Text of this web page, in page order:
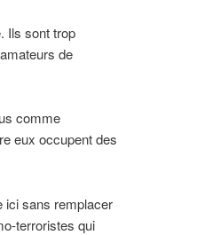
Ils sont trop
de
comme
eux occupent des
ici sans remplacer
terroristes qui